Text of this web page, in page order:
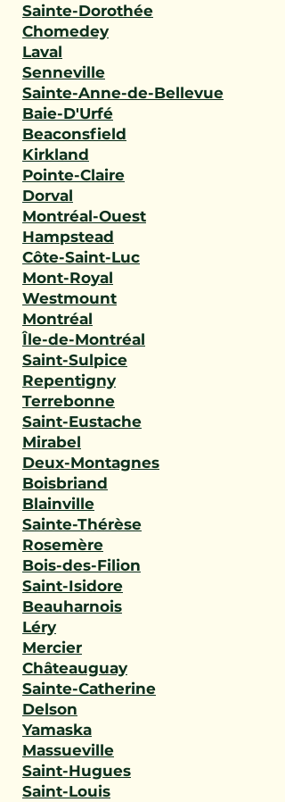
Sainte-Dorothée
Chomedey
Laval
Senneville
Sainte-Anne-de-Bellevue
Baie-D'Urfé
Beaconsfield
Kirkland
Pointe-Claire
Dorval
Montréal-Ouest
Hampstead
Côte-Saint-Luc
Mont-Royal
Westmount
Montréal
Île-de-Montréal
Saint-Sulpice
Repentigny
Terrebonne
Saint-Eustache
Mirabel
Deux-Montagnes
Boisbriand
Blainville
Sainte-Thérèse
Rosemère
Bois-des-Filion
Saint-Isidore
Beauharnois
Léry
Mercier
Châteauguay
Sainte-Catherine
Delson
Yamaska
Massueville
Saint-Hugues
Saint-Louis